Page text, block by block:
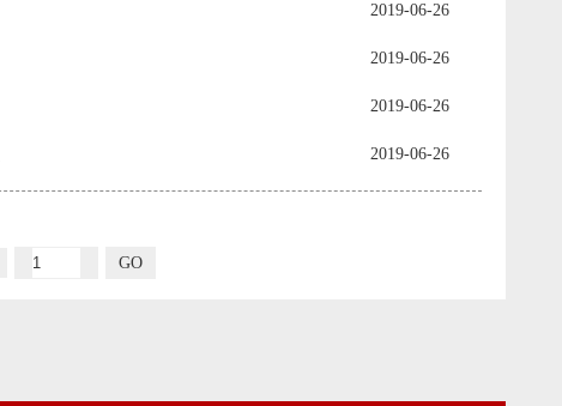
2019-06-26
2019-06-26
2019-06-26
2019-06-26
GO